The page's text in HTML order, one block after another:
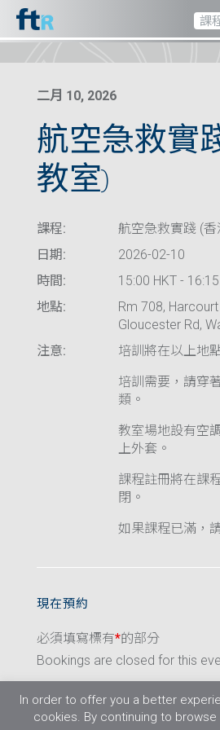
課
二月 10, 2026
航空急救實
教室)
課程:
航空急救實踐 (香
日期:
2026-02-10
時間:
15:00 HKT -
地點:
Rm 708,
Gloucester Rd,
注意:
培訓將在以上地
培訓需要，請穿
類。
教室場地設有空
上外套。
課程註冊將在課
閉。
如果課程已滿，
現在預約
必須填寫標有*的部分
Bookings are closed for this
In order to offer you a better
cookies. By continuing to